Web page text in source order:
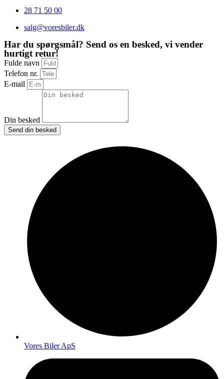
28 71 50 00
salg@voresbiler.dk
Har du spørgsmål? Send os en besked, vi vender
hurtigt retur!
Fulde navn
Telefon nr.
E-mail
Din besked
Send din besked
Vores Biler ApS